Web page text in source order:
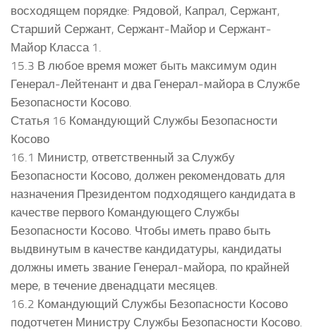
восходящем порядке: Рядовой, Капрал, Сержант,
Старший Сержант, Сержант-Майор и Сержант-
Майор Класса 1.
15.3 В любое время может быть максимум один
Генерал-Лейтенант и два Генерал-майора в Службе
Безопасности Косово.
Статья 16 Командующий Службы Безопасности
Косово
16.1 Министр, ответственный за Службу
Безопасности Косово, должен рекомендовать для
назначения Президентом подходящего кандидата в
качестве первого Командующего Службы
Безопасности Косово. Чтобы иметь право быть
выдвинутым в качестве кандидатуры, кандидаты
должны иметь звание Генерал-майора, по крайней
мере, в течение двенадцати месяцев.
16.2 Командующий Службы Безопасности Косово
подотчетен Министру Службы Безопасности Косово.